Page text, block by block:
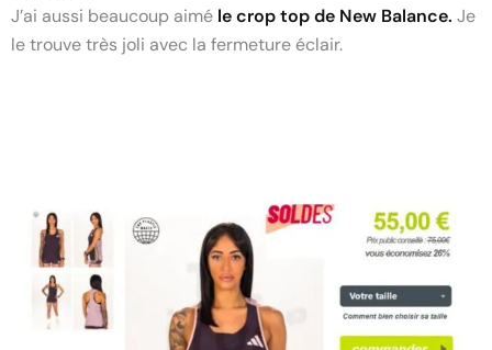
J’ai aussi beaucoup aimé le crop top de New Balance. Je
le trouve très joli avec la fermeture éclair.